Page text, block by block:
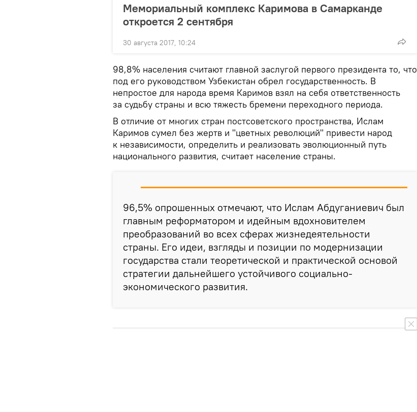
Мемориальный комплекс Каримова в Самарканде
откроется 2 сентября
30 августа 2017, 10:24
98,8% населения считают главной заслугой первого президента то, что
под его руководством Узбекистан обрел государственность. В
непростое для народа время Каримов взял на себя ответственность
за судьбу страны и всю тяжесть бремени переходного периода.
В отличие от многих стран постсоветского пространства, Ислам
Каримов сумел без жертв и "цветных революций" привести народ
к независимости, определить и реализовать эволюционный путь
национального развития, считает население страны.
96,5% опрошенных отмечают, что Ислам Абдуганиевич был
главным реформатором и идейным вдохновителем
преобразований во всех сферах жизнедеятельности
страны. Его идеи, взгляды и позиции по модернизации
государства стали теоретической и практической основой
стратегии дальнейшего устойчивого социально-
экономического развития.